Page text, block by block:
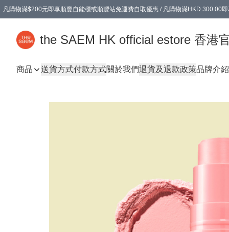
凡購物滿$200元即享順豐自能櫃或順豐站免運費自取優惠 / 凡購物滿HKD 300.00
the SAEM HK official estore 香港
商品 送貨方式付款方式關於我們退貨及退款政策品牌介紹